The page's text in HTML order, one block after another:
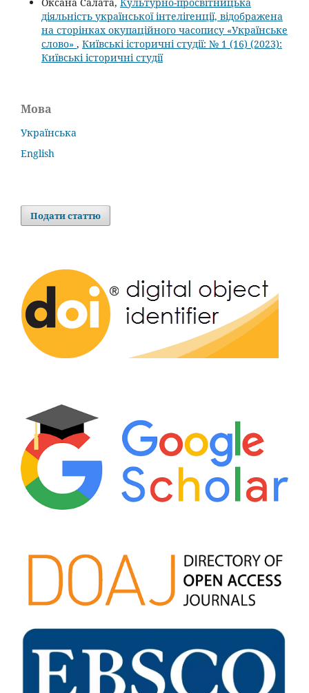
діяльність української інтелігенції, відображена
на сторінках окупаційного часопису «Українське
слово» , Київські історичні студії: № 1 (16) (2023):
Київські історичні студії
Мова
Українська
English
Подати статтю